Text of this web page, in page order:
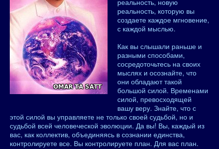
реальность, новую
реальность, которую вы
создаете каждое мгновение,
с каждой мыслью.
Как вы слышали раньше и
разными способами,
сосредоточьтесь на своих
мыслях и осознайте, что
они обладают такой
большой силой. Временами
силой, превосходящей
вашу веру. Знайте, что с
этой силой вы управляете не только своей судьбой, но и
судьбой всей человеческой эволюции. Да вы! Вы, каждый из
вас, как коллектив, объединяясь в сознании единства,
контролируете все. Вы контролируете план. Для вас план.